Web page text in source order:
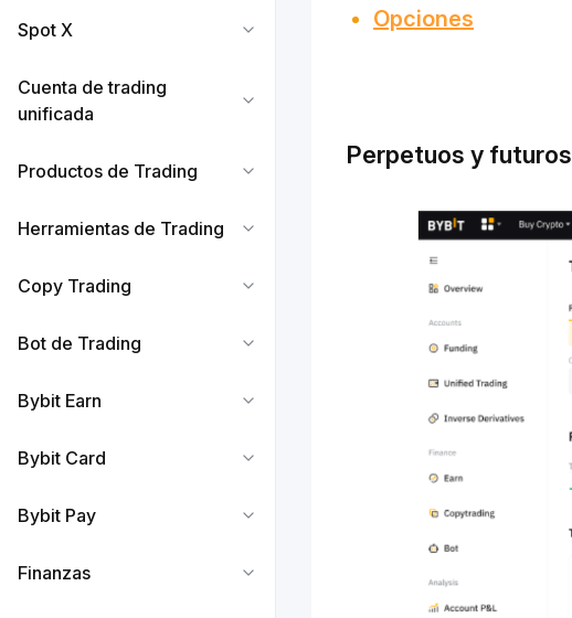
Spot X
Cuenta de trading
unificada
Productos de Trading
Herramientas de Trading
Copy Trading
Bot de Trading
Bybit Earn
Bybit Card
Bybit Pay
Finanzas
Opciones
Perpetuos y futuros